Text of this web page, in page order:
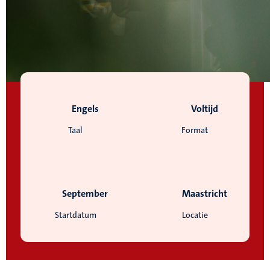
Taal
Engels
Format
Voltijd
Startdatum
September
Locatie
Maastricht